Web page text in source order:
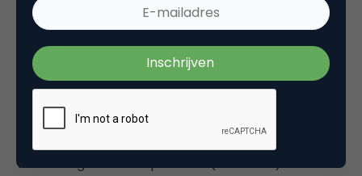
verschiet. Het Britse Octopus Energy zegt 34% van
alle e-mails van klantenal op deze manier af te
handelen. Met een hogere klantwaardering dan
door medewerkers geschreven e-mails. Waardoor
tijd vrijkomt voor het behandelen van individuele
communicatie waar specifiek persoonlijk contact
vooral te gaan om repetitieve (low value)